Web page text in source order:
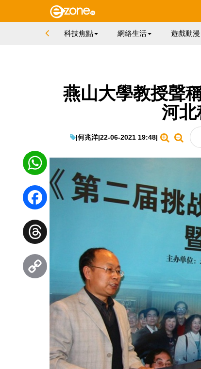
科技焦點 網絡生活 遊戲動漫
燕山大學教授聲
河北
|何兆洋|22-06-2021 19:48|
WhatsApp
Facebook
Threads
Copy
Link